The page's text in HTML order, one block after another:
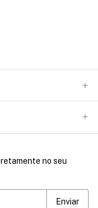
no seu